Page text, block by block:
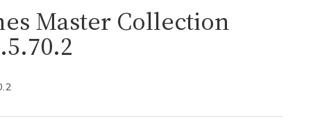
Master Collection